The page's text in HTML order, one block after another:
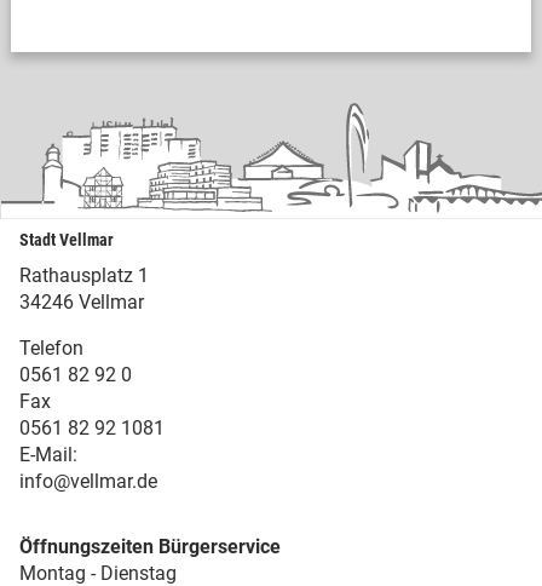
Stadt Vellmar
Rathausplatz 1
34246 Vellmar
Telefon
0561 82 92 0
Fax
0561 82 92 1081
E-Mail:
info@vellmar.de
Öffnungszeiten Bürgerservice
Montag - Dienstag